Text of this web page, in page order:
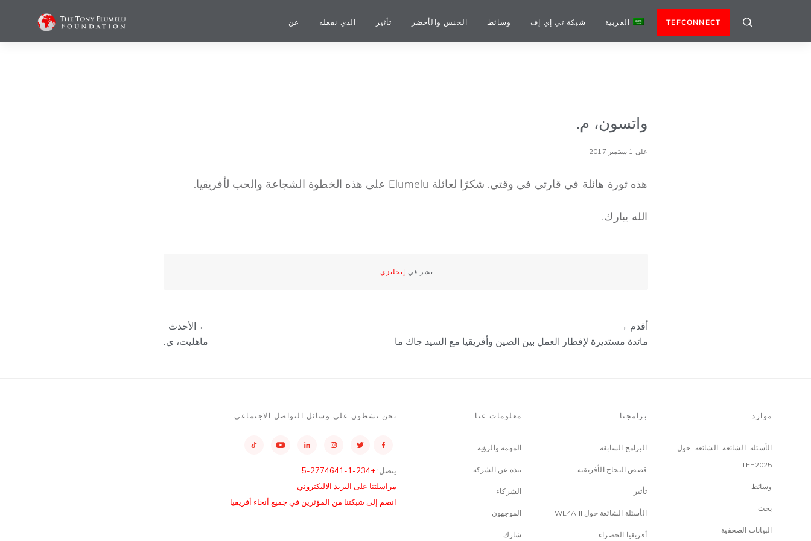
عن الذي نفعله تأثير الجنس والأخضر وسائط شبكة تي إي إف العربية TEFCONNECT
واتسون، م.
على 1 سبتمبر 2017
هذه ثورة هائلة في قارتي في وقتي. شكرًا لعائلة Elumelu على هذه الخطوة الشجاعة والحب لأفريقيا.
الله يبارك.
نشر في إنجليزي.
← الأحدث
ماهليت، ي.
أقدم →
مائدة مستديرة لإفطار العمل بين الصين وأفريقيا مع السيد جاك ما
نحن نشطون على وسائل التواصل الاجتماعي
يتصل: +234-1-2774641-5
مراسلتنا على البريد الاليكتروني
انضم إلى شبكتنا من المؤثرين في جميع أنحاء أفريقيا
معلومات عنا
المهمة والرؤية
نبذة عن الشركة
الشركاء
الموجهون
شارك
برامجنا
البرامج السابقة
قصص النجاح الأفريقية
تأثير
الأسئلة الشائعة حول WE4A II
أفريقيا الخضراء
موارد
الأسئلة الشائعة الشائعة حول
TEF2025
وسائط
بحث
البيانات الصحفية